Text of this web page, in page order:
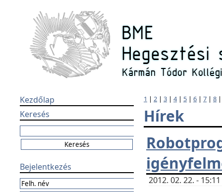
Kezdőlap
Keresés
Bejelentkezés
1 | 2 | 3 | 4| 5 | 6 | 7 | 8
Hírek
2012. 02. 22. -